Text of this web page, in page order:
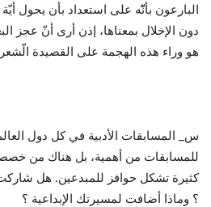
البارعون بأنّّه على استعداد بأن يحول
دون الإخلال بمعناها، إذن أرى أنّ عجز
هو وراء هذه الهجمة على القصيدة
س_ المسابقات الأدبية في كل دول
للمسابقات من أهمية، بل هناك من
كثيرة تشكل حوافز للمبدعين. هل
؟ وماذا أضافت لمسيرتك الإبداعية ؟